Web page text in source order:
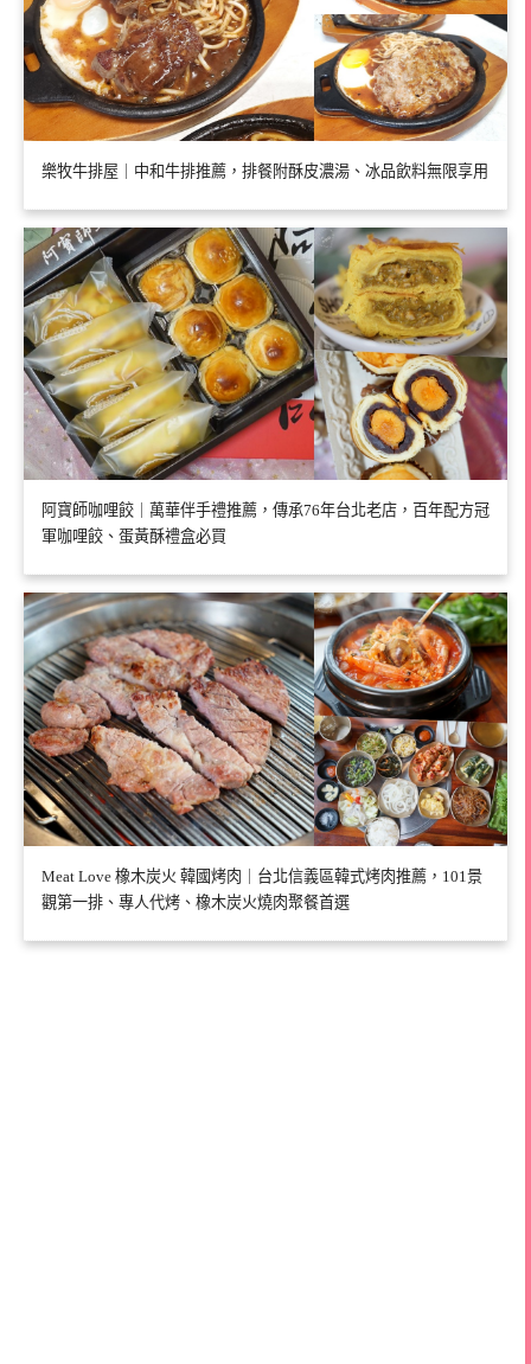
樂牧牛排屋｜中和牛排推薦，排餐附酥皮濃湯、冰品飲料無限享用
阿寶師咖哩餃｜萬華伴手禮推薦，傳承76年台北老店，百年配方冠
軍咖哩餃、蛋黃酥禮盒必買
Meat Love 橡木炭火 韓國烤肉｜台北信義區韓式烤肉推薦，101景
觀第一排、專人代烤、橡木炭火燒肉聚餐首選